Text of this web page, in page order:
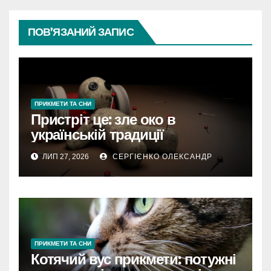
ПОВ’ЯЗАНИЙ ЗАПИС
ПРИКМЕТИ ТА СНИ
Пристріт це: зле око в
українській традиції
ЛИП 27, 2026 СЕРГІЄНКО ОЛЕКСАНДР
ПРИКМЕТИ ТА СНИ
Котячий вус прикмети: потужні